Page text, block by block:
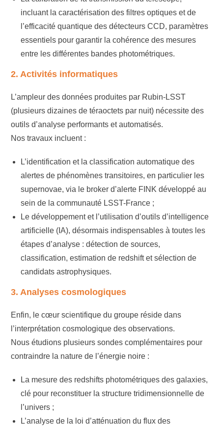
incluant la caractérisation des filtres optiques et de
l’efficacité quantique des détecteurs CCD, paramètres
essentiels pour garantir la cohérence des mesures
entre les différentes bandes photométriques.
2. Activités informatiques
L’ampleur des données produites par Rubin-LSST
(plusieurs dizaines de téraoctets par nuit) nécessite des
outils d’analyse performants et automatisés.
Nos travaux incluent :
L’identification et la classification automatique des
alertes de phénomènes transitoires, en particulier les
supernovae, via le broker d’alerte FINK développé au
sein de la communauté LSST-France ;
Le développement et l’utilisation d’outils d’intelligence
artificielle (IA), désormais indispensables à toutes les
étapes d’analyse : détection de sources,
classification, estimation de redshift et sélection de
candidats astrophysiques.
3. Analyses cosmologiques
Enfin, le cœur scientifique du groupe réside dans
l’interprétation cosmologique des observations.
Nous étudions plusieurs sondes complémentaires pour
contraindre la nature de l’énergie noire :
La mesure des redshifts photométriques des galaxies,
clé pour reconstituer la structure tridimensionnelle de
l’univers ;
L’analyse de la loi d’atténuation du flux des